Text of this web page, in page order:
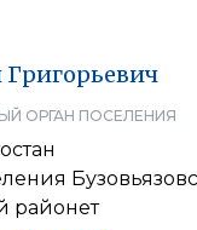
Григорьевич
ОРГАН ПОСЕЛЕНИЯ
районет